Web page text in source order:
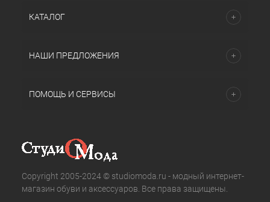
КАТАЛОГ
НАШИ ПРЕДЛОЖЕНИЯ
ПОМОЩЬ И СЕРВИСЫ
Copyright 2005-2024 © studiomoda.ru - модный интернет-
магазин обуви и аксессуаров. Все права защищены.